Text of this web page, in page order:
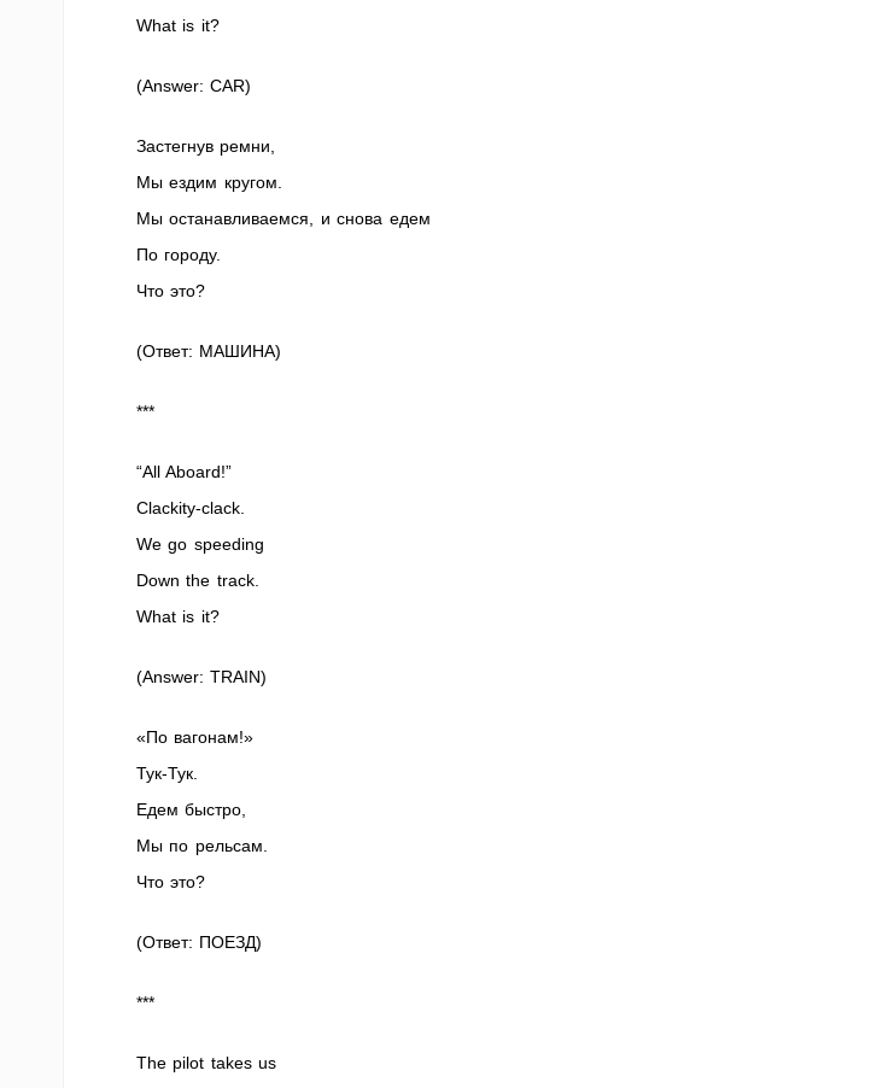
What is it?
(Answer: CAR)
Застегнув ремни,
Мы ездим кругом.
Мы останавливаемся, и снова едем
По городу.
Что это?
(Ответ: МАШИНА)
***
“All Aboard!”
Clackity-clack.
We go speeding
Down the track.
What is it?
(Answer: TRAIN)
«По вагонам!»
Тук-Тук.
Едем быстро,
Мы по рельсам.
Что это?
(Ответ: ПОЕЗД)
***
The pilot takes us